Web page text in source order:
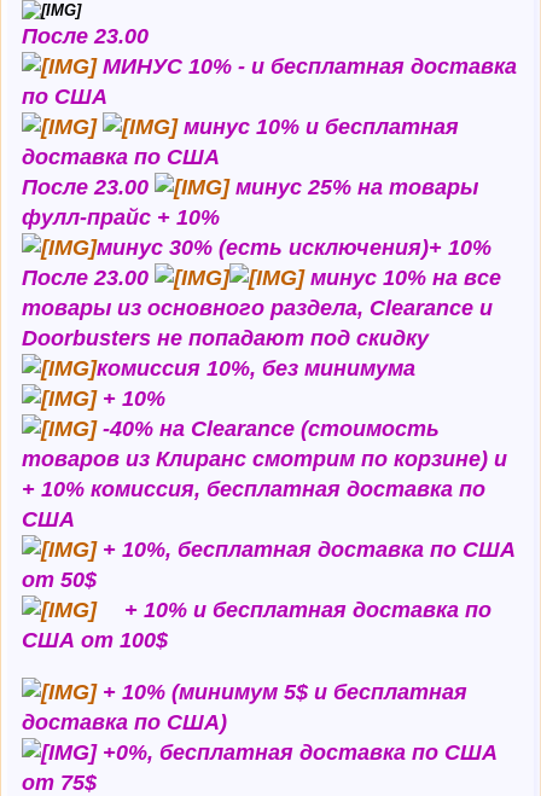
После 23.00
МИНУС 10% - и бесплатная доставка
по США
минус 10% и бесплатная
доставка по США
После 23.00
минус 25% на товары
фулл-прайс + 10%
минус 30% (есть исключения)+ 10%
После 23.00
минус 10% на все
товары из основного раздела, Clearance и
Doorbusters не попадают под скидку
комиссия 10%, без минимума
+ 10%
-40% на Clearance (стоимость
товаров из Клиранс смотрим по корзине) и
+ 10% комиссия, бесплатная доставка по
США
+ 10%, бесплатная доставка по США
от 50$
+ 10% и бесплатная доставка по
США от 100$
+ 10% (минимум 5$ и бесплатная
доставка по США)
+0%, бесплатная доставка по США
от 75$